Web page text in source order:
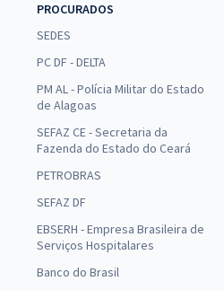
PROCURADOS
SEDES
PC DF - DELTA
PM AL - Polícia Militar do Estado
de Alagoas
SEFAZ CE - Secretaria da
Fazenda do Estado do Ceará
PETROBRAS
SEFAZ DF
EBSERH - Empresa Brasileira de
Serviços Hospitalares
Banco do Brasil